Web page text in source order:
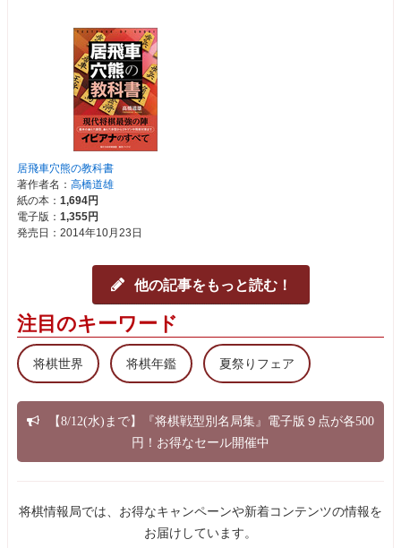
他の記事をもっと読む！
注目のキーワード
将棋世界 将棋年鑑 夏祭りフェア
【8/12(水)まで】『将棋戦型別名局集』電子版９点が各500
円！お得なセール開催中
将棋情報局では、お得なキャンペーンや新着コンテンツの情報を
お届けしています。